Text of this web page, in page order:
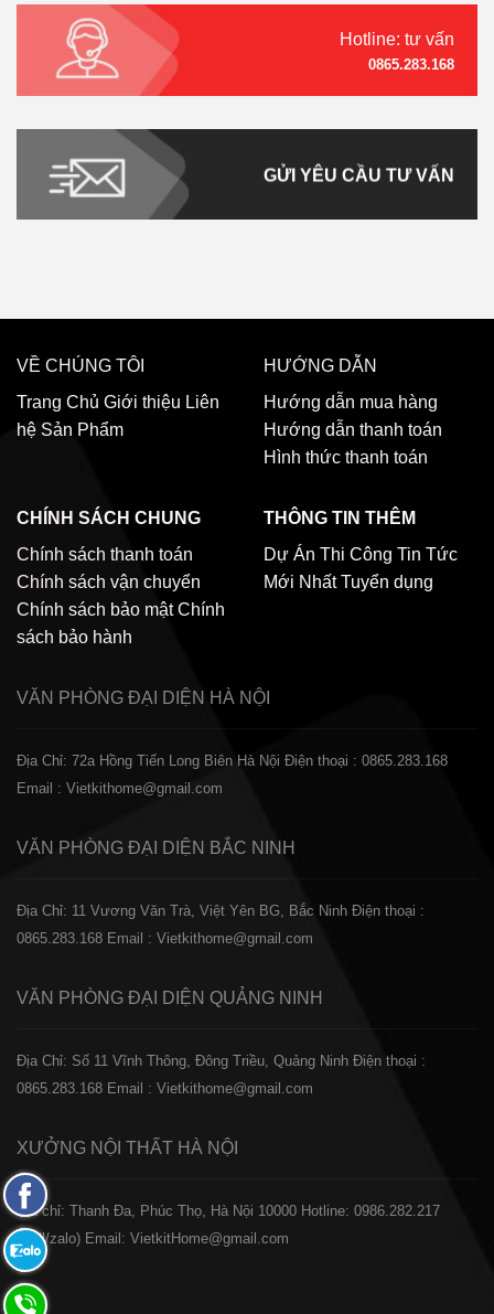
Hotline: tư vấn
0865.283.168
GỬI YÊU CẦU TƯ VẤN
VỀ CHÚNG TÔI
Trang Chủ Giới thiệu Liên
hệ Sản Phẩm
HƯỚNG DẪN
Hướng dẫn mua hàng
Hướng dẫn thanh toán
Hình thức thanh toán
CHÍNH SÁCH CHUNG
Chính sách thanh toán
Chính sách vận chuyển
Chính sách bảo mật Chính
sách bảo hành
THÔNG TIN THÊM
Dự Án Thi Công Tin Tức
Mới Nhất Tuyển dụng
VĂN PHÒNG ĐẠI DIỆN HÀ NỘI
Địa Chỉ: 72a Hồng Tiến Long Biên Hà Nội Điện thoại : 0865.283.168
Email : Vietkithome@gmail.com
VĂN PHÒNG ĐẠI DIỆN BẮC NINH
Địa Chỉ: 11 Vương Văn Trà, Việt Yên BG, Bắc Ninh Điện thoại :
0865.283.168 Email : Vietkithome@gmail.com
VĂN PHÒNG ĐẠI DIỆN QUẢNG NINH
Địa Chỉ: Số 11 Vĩnh Thông, Đông Triều, Quảng Ninh Điện thoại :
0865.283.168 Email : Vietkithome@gmail.com
XƯỞNG NỘI THẤT HÀ NỘI
️Địa chỉ: Thanh Đa, Phúc Thọ, Hà Nội 10000 Hotline: 0986.282.217
(Call/zalo) Email: VietkitHome@gmail.com
Fanpage
Facebook
Zalo:
0865.283.168
Hotline: